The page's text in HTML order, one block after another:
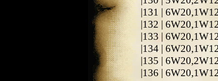
|131 |
|132 |
|133 |
|134 |
|135 |
|136 |